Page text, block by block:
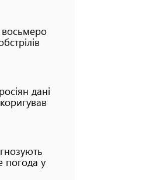
дані
погода у